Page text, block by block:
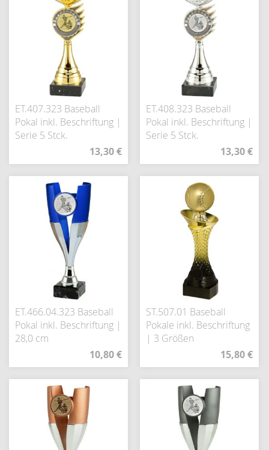
ET.407.323 Baseball
Pokal inkl. Beschriftung |
Serie 5 Stck.
13,30 €
ET.408.323 Baseball
Pokal inkl. Beschriftung |
Serie 5 Stck.
13,30 €
ET.466.04.323 Baseball
Pokal inkl. Beschriftung |
28,0 cm
10,80 €
ST.507.01 Baseball
Pokale inkl. Beschriftung
| 3 Größen
15,80 €